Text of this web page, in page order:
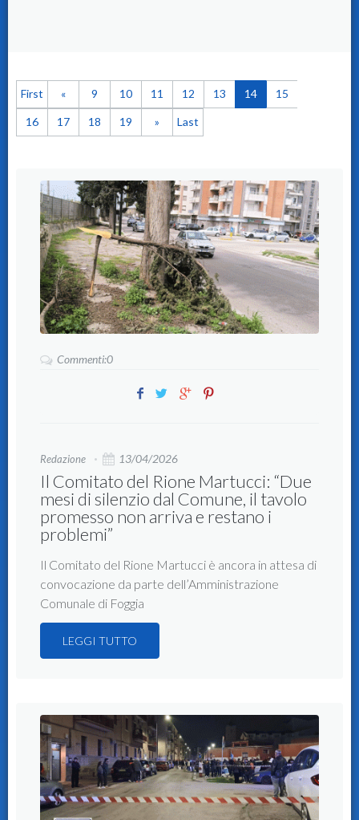
First « 9 10 11 12 13 14 15
16 17 18 19 » Last
Commenti:0
Redazione 13/04/2026
Il Comitato del Rione Martucci: “Due
mesi di silenzio dal Comune, il tavolo
promesso non arriva e restano i
problemi”
Il Comitato del Rione Martucci è ancora in attesa di
convocazione da parte dell’Amministrazione
Comunale di Foggia
LEGGI TUTTO